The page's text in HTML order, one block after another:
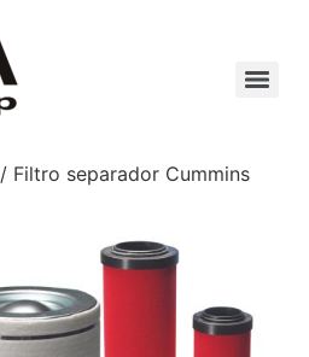
/ Filtro separador Cummins